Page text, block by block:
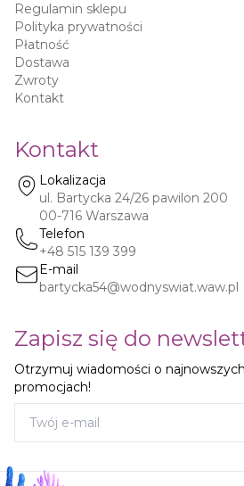
Regulamin sklepu
Polityka prywatności
Płatność
Dostawa
Zwroty
Kontakt
Kontakt
Lokalizacja
ul. Bartycka 24/26 pawilon 200
00-716 Warszawa
Telefon
+48 515 139 399
E-mail
bartycka54@wodnyswiat.waw.pl
Zapisz się do
Otrzymuj wiadomości o
promocjach!